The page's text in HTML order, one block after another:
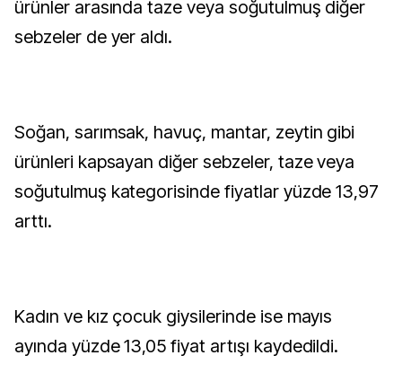
ürünler arasında taze veya soğutulmuş diğer
sebzeler de yer aldı.
Soğan, sarımsak, havuç, mantar, zeytin gibi
ürünleri kapsayan diğer sebzeler, taze veya
soğutulmuş kategorisinde fiyatlar yüzde 13,97
arttı.
Kadın ve kız çocuk giysilerinde ise mayıs
ayında yüzde 13,05 fiyat artışı kaydedildi.